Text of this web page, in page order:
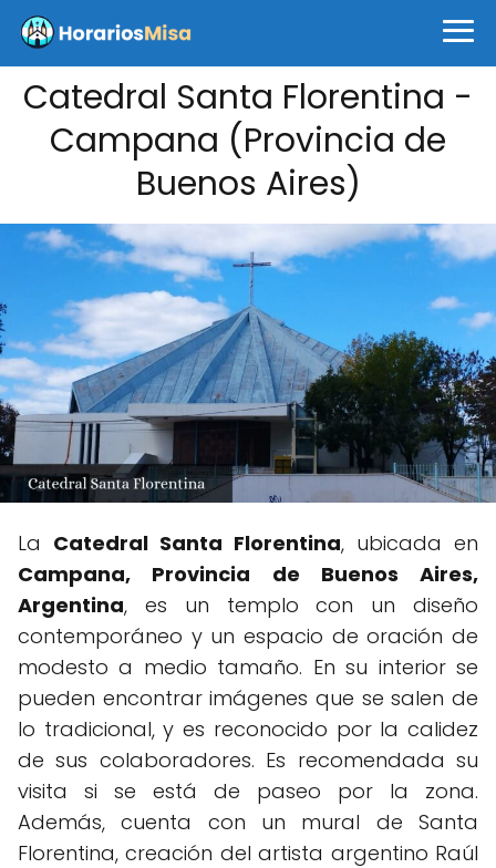
Catedral Santa Florentina -
Campana (Provincia de
Buenos Aires)
La Catedral Santa Florentina, ubicada en
Campana, Provincia de Buenos Aires,
Argentina, es un templo con un diseño
contemporáneo y un espacio de oración de
modesto a medio tamaño. En su interior se
pueden encontrar imágenes que se salen de
lo tradicional, y es reconocido por la calidez
de sus colaboradores. Es recomendada su
visita si se está de paseo por la zona.
Además, cuenta con un mural de Santa
Florentina, creación del artista argentino Raúl